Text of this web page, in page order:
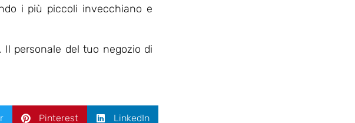
i più piccoli invecchiano e
personale del tuo negozio di
Pinterest LinkedIn